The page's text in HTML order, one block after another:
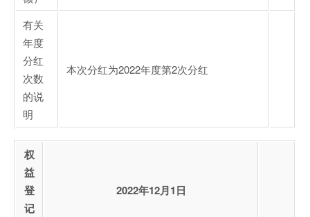
有关
年度
分红
次数
的说
明
本次分红为2022年度第2次分红
权
益
登
记
2022年12月1日